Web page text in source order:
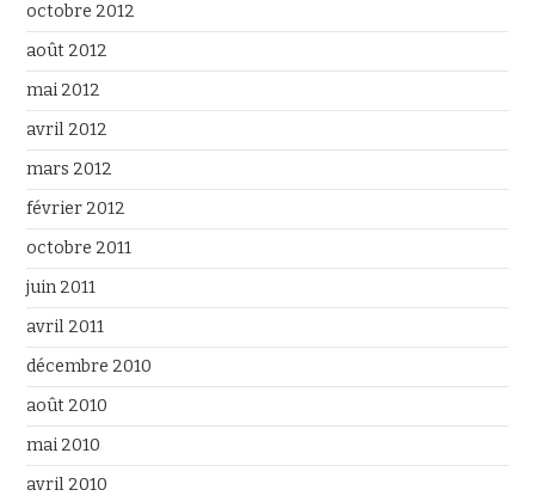
octobre 2012
août 2012
mai 2012
avril 2012
mars 2012
février 2012
octobre 2011
juin 2011
avril 2011
décembre 2010
août 2010
mai 2010
avril 2010